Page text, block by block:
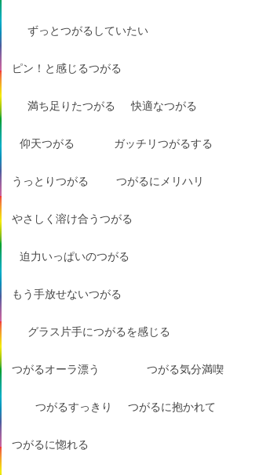
ずっとつがるしていたい
ピン！と感じるつがる
満ち足りたつがる 快適なつがる
仰天つがる ガッチリつがるする
うっとりつがる つがるにメリハリ
やさしく溶け合うつがる
迫力いっぱいのつがる
もう手放せないつがる
グラス片手につがるを感じる
つがるオーラ漂う つがる気分満喫
つがるすっきり つがるに抱かれて
つがるに惚れる